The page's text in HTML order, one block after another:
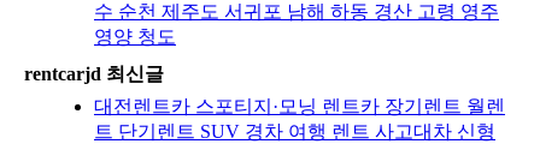
수 순천 제주도 서귀포 남해 하동 경산 고령 영주
영양 청도
rentcarjd 최신글
대전렌트카 스포티지·모닝 렌트카 장기렌트 월렌
트 단기렌트 SUV 경차 여행 렌트 사고대차 신형